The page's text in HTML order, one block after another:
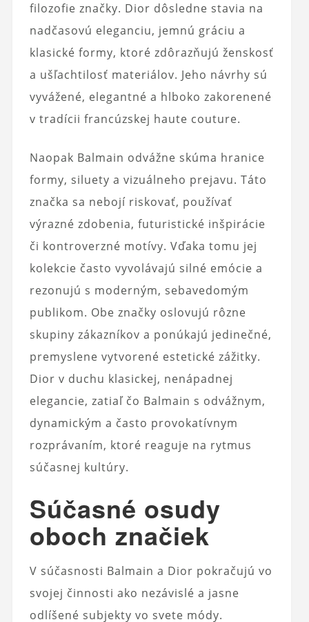
filozofie značky. Dior dôsledne stavia na
nadčasovú eleganciu, jemnú gráciu a
klasické formy, ktoré zdôrazňujú ženskosť
a ušľachtilosť materiálov. Jeho návrhy sú
vyvážené, elegantné a hlboko zakorenené
v tradícii francúzskej haute couture.
Naopak Balmain odvážne skúma hranice
formy, siluety a vizuálneho prejavu. Táto
značka sa nebojí riskovať, používať
výrazné zdobenia, futuristické inšpirácie
či kontroverzné motívy. Vďaka tomu jej
kolekcie často vyvolávajú silné emócie a
rezonujú s moderným, sebavedomým
publikom. Obe značky oslovujú rôzne
skupiny zákazníkov a ponúkajú jedinečné,
premyslene vytvorené estetické zážitky.
Dior v duchu klasickej, nenápadnej
elegancie, zatiaľ čo Balmain s odvážnym,
dynamickým a často provokatívnym
rozprávaním, ktoré reaguje na rytmus
súčasnej kultúry.
Súčasné osudy
oboch značiek
V súčasnosti Balmain a Dior pokračujú vo
svojej činnosti ako nezávislé a jasne
odlíšené subjekty vo svete módy.